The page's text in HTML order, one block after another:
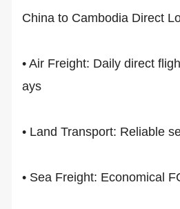
China to Cambodia Direct
• Air Freight: Daily direct
ays
• Land Transport: Reliable
• Sea Freight: Economical